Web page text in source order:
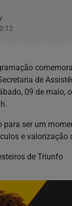
de
09 de maio,
.
para ser um
e
de Triunfo